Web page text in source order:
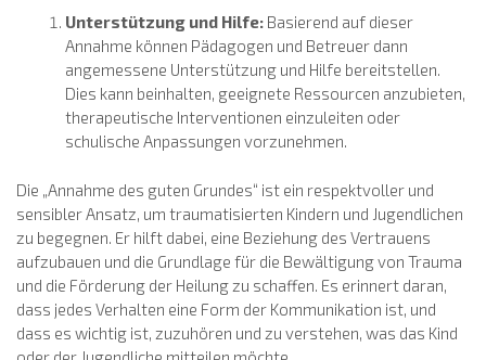
Unterstützung und Hilfe: Basierend auf dieser
Annahme können Pädagogen und Betreuer dann
angemessene Unterstützung und Hilfe bereitstellen.
Dies kann beinhalten, geeignete Ressourcen anzubieten,
therapeutische Interventionen einzuleiten oder
schulische Anpassungen vorzunehmen.
Die „Annahme des guten Grundes“ ist ein respektvoller und
sensibler Ansatz, um traumatisierten Kindern und Jugendlichen
zu begegnen. Er hilft dabei, eine Beziehung des Vertrauens
aufzubauen und die Grundlage für die Bewältigung von Trauma
und die Förderung der Heilung zu schaffen. Es erinnert daran,
dass jedes Verhalten eine Form der Kommunikation ist, und
dass es wichtig ist, zuzuhören und zu verstehen, was das Kind